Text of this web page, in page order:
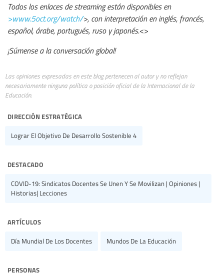
Todos los enlaces de streaming están disponibles en
>www.5oct.org/watch/>, con interpretación en inglés, francés,
español, árabe, portugués, ruso y japonés.<>
¡Súmense a la conversación global!
Las opiniones expresadas en este blog pertenecen al autor y no reflejan
necesariamente ninguna política o posición oficial de la Internacional de la
Educación.
dirección estratégica
Lograr El Objetivo De Desarrollo Sostenible 4
destacado
COVID-19: Sindicatos Docentes Se Unen Y Se Movilizan | Opiniones |
Historias| Lecciones
artículos
Día Mundial De Los Docentes Mundos De La Educación
personas